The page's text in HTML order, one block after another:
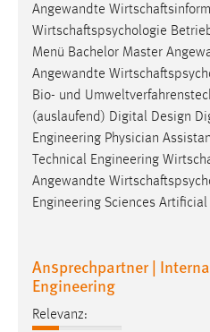
Angewandte
Wirtschaftspsychologie
Menü Bachelor Master
Angewandte
Bio- und
(auslaufend) Digital Design
Engineering Physician
Technical Engineering
Angewandte
Engineering Sciences
Ansprechpartner |
Engineering
Relevanz: